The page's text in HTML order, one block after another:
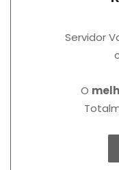
Servidor
O